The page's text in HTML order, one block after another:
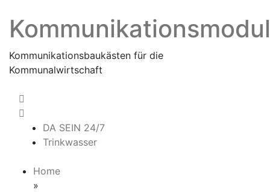
content
Kommunikationsbaukästen für die
Kommunalwirtschaft
DA SEIN 24/7
Trinkwasser
Home
»